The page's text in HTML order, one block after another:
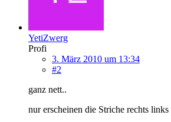
YetiZwerg
Profi
3. März 2010 um 13:34
#2
ganz nett..
nur erscheinen die Striche rechts